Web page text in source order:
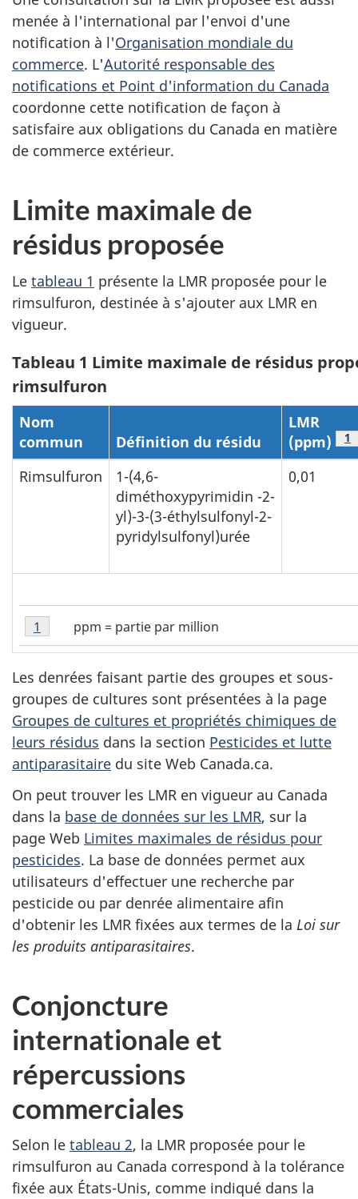
menée à l'international par l'envoi d'une
notification à l'Organisation mondiale du
commerce. L'Autorité responsable des
notifications et Point d'information du Canada
coordonne cette notification de façon à
satisfaire aux obligations du Canada en matière
de commerce extérieur.
Limite maximale de
résidus proposée
Le tableau 1 présente la LMR proposée pour le
rimsulfuron, destinée à s'ajouter aux LMR en
vigueur.
Tableau 1 Limite maximale de résidus
rimsulfuron
Nom
commun
Définition du résidu
LMR
(ppm)
1
Rimsulfuron
1-(4,6-
diméthoxypyrimidin -2-
yl)-3-(3-éthylsulfonyl-2-
pyridylsulfonyl)urée
0,01
Tableau
1
-
Note
ppm = partie par million
Retour à la référence Tableau 1 Note
1
Les denrées faisant partie des groupes et sous-
groupes de cultures sont présentées à la page
Groupes de cultures et propriétés chimiques de
leurs résidus dans la section Pesticides et lutte
antiparasitaire du site Web Canada.ca.
On peut trouver les LMR en vigueur au Canada
dans la base de données sur les LMR, sur la
page Web Limites maximales de résidus pour
pesticides. La base de données permet aux
utilisateurs d'effectuer une recherche par
pesticide ou par denrée alimentaire afin
d'obtenir les LMR fixées aux termes de la Loi sur
les produits antiparasitaires.
Conjoncture
internationale et
répercussions
commerciales
Selon le tableau 2, la LMR proposée pour le
rimsulfuron au Canada correspond à la tolérance
fixée aux États-Unis, comme indiqué dans la